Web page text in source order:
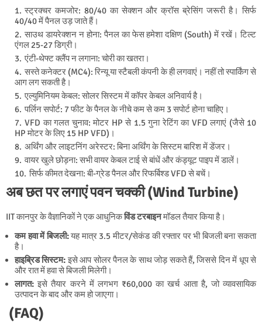
स्ट्रक्चर कमजोर: 80/40 का सेक्शन और क्रॉस ब्रेसिंग जरूरी है। सिर्फ
40/40 में पैनल उड़ जाते हैं।
साउथ डायरेक्शन न होना: पैनल का फेस हमेशा दक्षिण (South) में रखें। टिल्ट
एंगल 25-27 डिग्री।
एंटी-थेफ्ट क्लैंप न लगाना: चोरी का खतरा।
सस्ते कनेक्टर (MC4): रिन्यू या स्टैबली कंपनी के ही लगवाएं। नहीं तो स्पार्किंग से
आग लग सकती है।
एल्युमिनियम केबल: सोलर सिस्टम में कॉपर केबल अनिवार्य है।
पर्लिन सपोर्ट: 7 फीट के पैनल के नीचे कम से कम 3 सपोर्ट होना चाहिए।
VFD का गलत चुनाव: मोटर HP से 1.5 गुना रेटिंग का VFD लगाएं (जैसे 10
HP मोटर के लिए 15 HP VFD)।
अर्थिंग और लाइटनिंग अरेस्टर: बिना अर्थिंग के सिस्टम बारिश में डेंजर।
वायर खुले छोड़ना: सभी वायर केबल टाई से बांधें और कंड्यूट पाइप में डालें।
सिर्फ कीमत देखना: बी-ग्रेड पैनल और रिफर्बिश्ड VFD से बचें।
अब छत पर लगाएं पवन चक्की (Wind Turbine)
IIT कानपुर के वैज्ञानिकों ने एक आधुनिकविंड टरबाइनमॉडल तैयार किया है।
कम हवा में बिजली:यह मात्र 3.5 मीटर/सेकंड की रफ्तार पर भी बिजली बना सकता
है।
हाइब्रिड सिस्टम:इसे आप सोलर पैनल के साथ जोड़ सकते हैं, जिससे दिन में धूप से
और रात में हवा से बिजली मिलेगी।
लागत: इसे तैयार करने में लगभग ₹60,000 का खर्च आता है, जो व्यावसायिक
उत्पादन के बाद और कम हो जाएगा।
(FAQ)